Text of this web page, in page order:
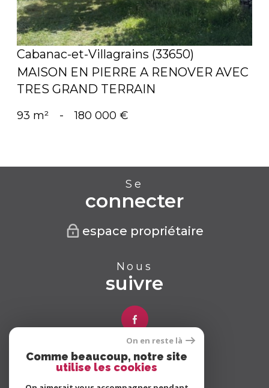
Cabanac-et-Villagrains (33650)
MAISON EN PIERRE A RENOVER AVEC
TRES GRAND TERRAIN
93 m² - 180 000 €
Se
connecter
espace propriétaire
Nous
suivre
Nous
adhérons
On en reste là
Comme beaucoup, notre site
utilise les cookies